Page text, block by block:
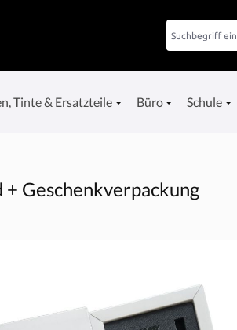
Tinte & Ersatzteile Büro Schule
Geschenkverpackung